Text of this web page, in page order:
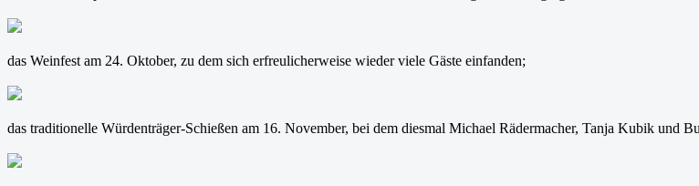
das Weinfest am 24. Oktober, zu dem sich erfreulicherweise wieder viele Gäste einfanden;
das traditionelle Würdenträger-Schießen am 16. November, bei dem diesmal Michael Rädermacher, Tanja Kubik und